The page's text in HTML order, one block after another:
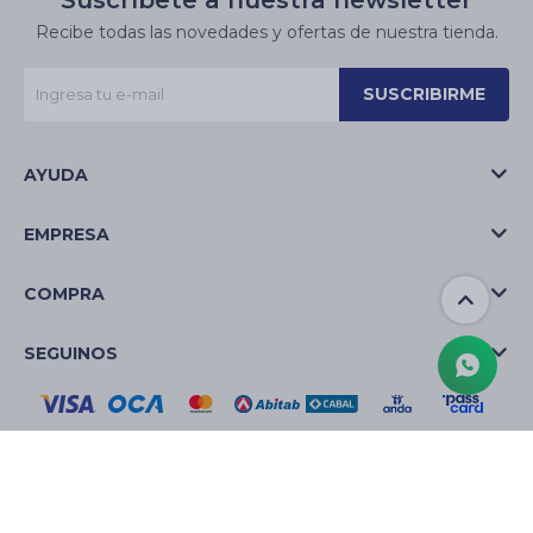
Recibe todas las novedades y ofertas de nuestra tienda.
SUSCRIBIRME
AYUDA
EMPRESA
COMPRA
SEGUINOS